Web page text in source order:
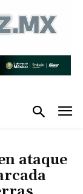
ataque